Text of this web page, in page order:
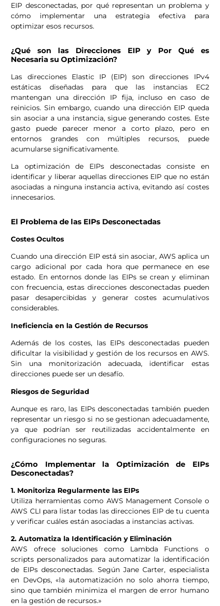
EIP desconectadas, por qué representan un problema y
cómo implementar una estrategia efectiva para
optimizar esos recursos.
¿Qué son las Direcciones EIP y Por Qué es
Necesaria su Optimización?
Las direcciones Elastic IP (EIP) son direcciones IPv4
estáticas diseñadas para que las instancias EC2
mantengan una dirección IP fija, incluso en caso de
reinicios. Sin embargo, cuando una dirección EIP queda
sin asociar a una instancia, sigue generando costes. Este
gasto puede parecer menor a corto plazo, pero en
entornos grandes con múltiples recursos, puede
acumularse significativamente.
La optimización de EIPs desconectadas consiste en
identificar y liberar aquellas direcciones EIP que no están
asociadas a ninguna instancia activa, evitando así costes
innecesarios.
El Problema de las EIPs Desconectadas
Costes Ocultos
Cuando una dirección EIP está sin asociar, AWS aplica un
cargo adicional por cada hora que permanece en ese
estado. En entornos donde las EIPs se crean y eliminan
con frecuencia, estas direcciones desconectadas pueden
pasar desapercibidas y generar costes acumulativos
considerables.
Ineficiencia en la Gestión de Recursos
Además de los costes, las EIPs desconectadas pueden
dificultar la visibilidad y gestión de los recursos en AWS.
Sin una monitorización adecuada, identificar estas
direcciones puede ser un desafío.
Riesgos de Seguridad
Aunque es raro, las EIPs desconectadas también pueden
representar un riesgo si no se gestionan adecuadamente,
ya que podrían ser reutilizadas accidentalmente en
configuraciones no seguras.
¿Cómo Implementar la Optimización de EIPs
Desconectadas?
1. Monitoriza Regularmente las EIPs
Utiliza herramientas como AWS Management Console o
AWS CLI para listar todas las direcciones EIP de tu cuenta
y verificar cuáles están asociadas a instancias activas.
2. Automatiza la Identificación y Eliminación
AWS ofrece soluciones como Lambda Functions o
scripts personalizados para automatizar la identificación
de EIPs desconectadas. Según Jane Carter, especialista
en DevOps, «la automatización no solo ahorra tiempo,
sino que también minimiza el margen de error humano
en la gestión de recursos.»